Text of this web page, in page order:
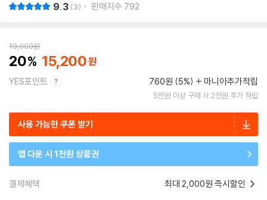
9.3 3 판매지수 792
19,000원
20 15,200
YES포인트 760원 (5%) 마니아추가적립
5만원 이상 구매 시 2천원 추가 적립
사용 가능한 쿠폰 받기
앱 다운 시 1천원 상품권
결제혜택 최대 2,000원 즉시할인